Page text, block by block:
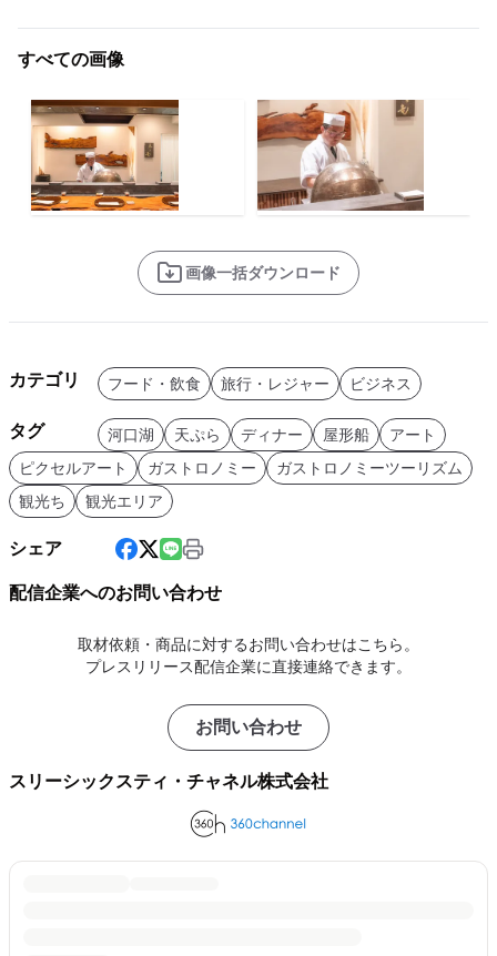
すべての画像
画像一括ダウンロード
カテゴリ フード・飲食 旅行・レジャー ビジネス
タグ 河口湖 天ぷら ディナー 屋形船
アート
ピクセルアート
ガストロノミー
ガストロノミーツーリズム
観光ち
観光エリア
シェア
配信企業へのお問い合わせ
取材依頼・商品に対するお問い合わせはこちら。
プレスリリース配信企業に直接連絡できます。
お問い合わせ
スリーシックスティ・チャネル株式会社